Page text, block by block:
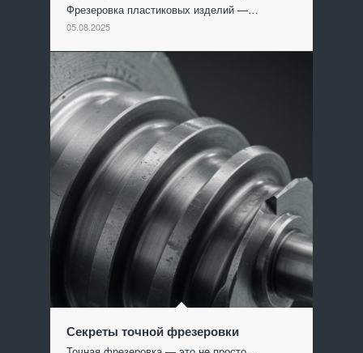
Фрезеровка пластиковых изделий —…
05.08.2025
Секреты точной фрезеровки